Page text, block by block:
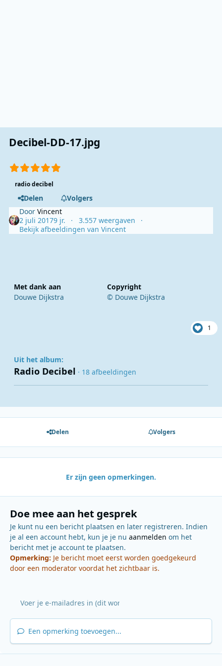
Decibel-DD-17.jpg
radio decibel
Delen
Volgers
DoorVincent
2 juli 20179 jr.
3.557 weergaven
Bekijk afbeeldingen van Vincent
Met dank aan
Douwe Dijkstra
Copyright
© Douwe Dijkstra
1
Uit het album:
Radio Decibel · 18 afbeeldingen
Delen Volgers
Er zijn geen opmerkingen.
Doe mee aan het gesprek
Je kunt nu een bericht plaatsen en later registreren. Indien
je al een account hebt, kun je je nu aanmelden om het
bericht met je account te plaatsen.
Opmerking: Je bericht moet eerst worden goedgekeurd
door een moderator voordat het zichtbaar is.
Een opmerking toevoegen...